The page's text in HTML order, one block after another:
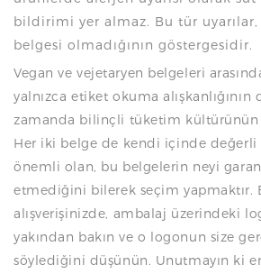
bildirimi yer almaz. Bu tür
belgesi olmadığının göstergesidir.
Vegan ve vejetaryen belgeleri
yalnızca etiket okuma alışkanlığının
zamanda bilinçli tüketim kültürünün
Her iki belge de kendi içinde değerli
önemli olan, bu belgelerin neyi
etmediğini bilerek seçim yapmaktır.
alışverişinizde, ambalaj üzerindeki
yakından bakın ve o logonun size
söylediğini düşünün. Unutmayın ki